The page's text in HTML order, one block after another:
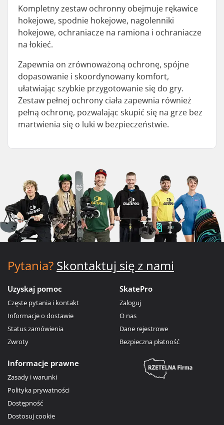
Kompletny zestaw ochronny obejmuje rękawice
hokejowe, spodnie hokejowe, nagolenniki
hokejowe, ochraniacze na ramiona i ochraniacze
na łokieć.
Zapewnia on zrównoważoną ochronę, spójne
dopasowanie i skoordynowany komfort,
ułatwiając szybkie przygotowanie się do gry.
Zestaw pełnej ochrony ciała zapewnia również
pełną ochronę, pozwalając skupić się na grze bez
martwienia się o luki w bezpieczeństwie.
Pytania? Skontaktuj się z nami
Uzyskaj pomoc
Częste pytania i kontakt
Informacje o dostawie
Status zamówienia
Zwroty
SkatePro
Zaloguj
O nas
Dane rejestrowe
Bezpieczna płatność
Informacje prawne
Zasady i warunki
Polityka prywatności
Dostępność
Dostosuj cookie